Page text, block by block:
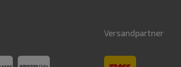
Versandpartner